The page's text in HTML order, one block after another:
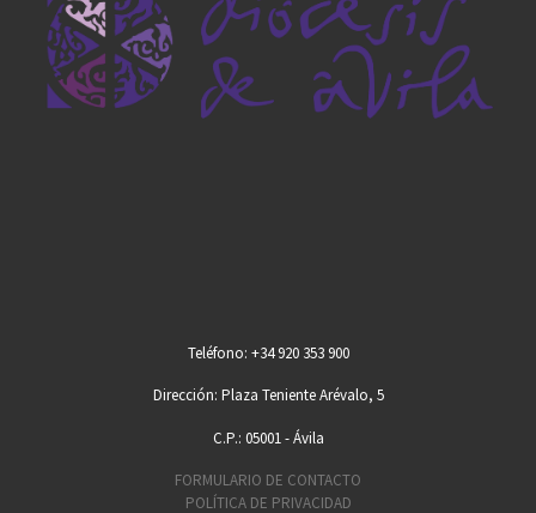
Teléfono: +34 920 353 900
Dirección: Plaza Teniente Arévalo, 5
C.P.: 05001 - Ávila
FORMULARIO DE CONTACTO
POLÍTICA DE PRIVACIDAD